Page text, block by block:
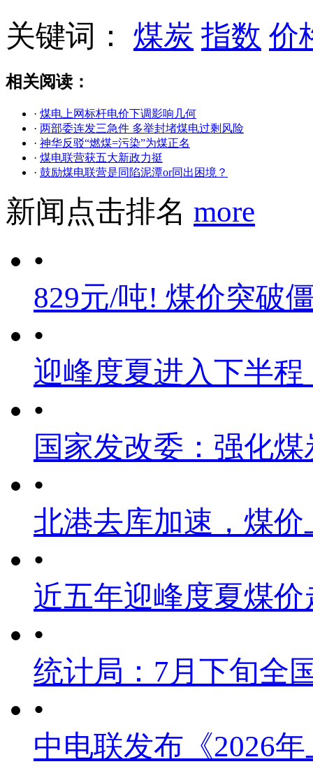
关键词： 煤炭 指数 价
相关阅读：
· 煤电上网标杆电价下调影响几何
· 两部委连发三急件 多举封堵煤电过剩风险
· 神华反驳“燃煤=污染”为煤正名
· 煤电联营获五大新政力挺
· 鼓励煤电联营是同陷泥潭or同出困境？
新闻点击排名 more
•
829元/吨! 煤价突破
•
迎峰度夏进入下半
•
国家发改委：强化
•
北港去库加速，煤
•
近五年迎峰度夏煤价
•
统计局：7月下旬全
•
中电联发布《2026